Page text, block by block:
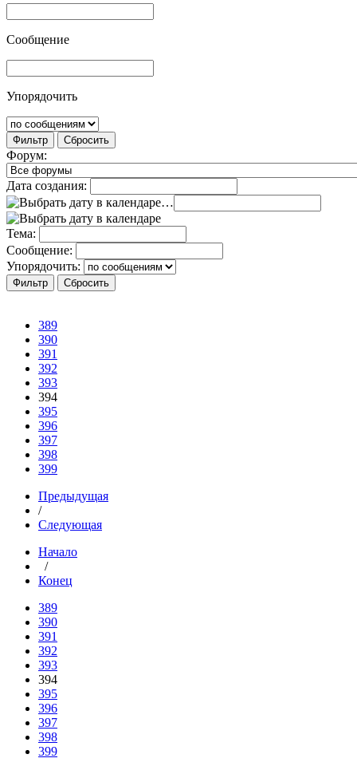
Сообщение
Упорядочить
Фильтр Сбросить
Форум:
Дата создания:
…
Тема:
Сообщение:
Упорядочить:
389
390
391
392
393
394
395
396
397
398
399
Предыдущая
/
Следующая
Начало
/
Конец
389
390
391
392
393
394
395
396
397
398
399